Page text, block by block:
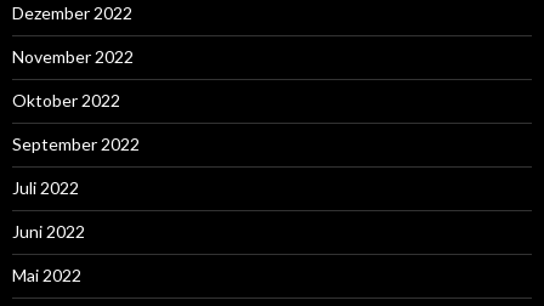
Dezember 2022
November 2022
Oktober 2022
September 2022
Juli 2022
Juni 2022
Mai 2022